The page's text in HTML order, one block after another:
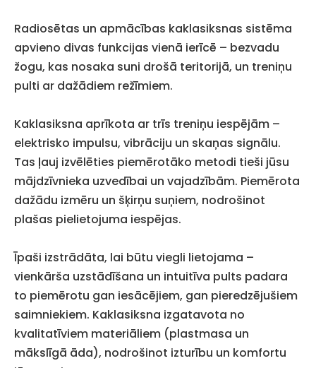
Radiosētas un apmācības kaklasiksnas sistēma
apvieno divas funkcijas vienā ierīcē – bezvadu
žogu, kas nosaka suni drošā teritorijā, un treniņu
pulti ar dažādiem režīmiem.
Kaklasiksna aprīkota ar trīs treniņu iespējām –
elektrisko impulsu, vibrāciju un skaņas signālu.
Tas ļauj izvēlēties piemērotāko metodi tieši jūsu
mājdzīvnieka uzvedībai un vajadzībām. Piemērota
dažādu izmēru un šķirņu suņiem, nodrošinot
plašas pielietojuma iespējas.
Īpaši izstrādāta, lai būtu viegli lietojama –
vienkārša uzstādīšana un intuitīva pults padara
to piemērotu gan iesācējiem, gan pieredzējušiem
saimniekiem. Kaklasiksna izgatavota no
kvalitatīviem materiāliem (plastmasa un
mākslīgā āda), nodrošinot izturību un komfortu